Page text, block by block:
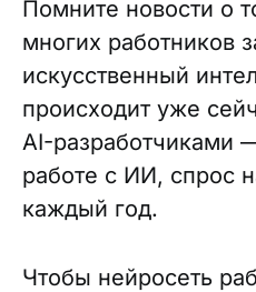
Помните новости о
многих работников
искусственный
происходит уже
AI-разработчиками
работе с ИИ, спрос
каждый год.
Чтобы нейросеть